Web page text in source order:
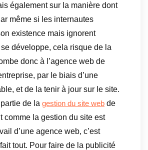
également sur la manière dont
même si les internautes
existence mais ignorent
développe, cela risque de la
donc à l’agence web de
par le biais d’une
et de la tenir à jour sur le site.
de la gestion du site web de
comme la gestion du site est
d’une agence web, c’est
tout. Pour faire de la publicité